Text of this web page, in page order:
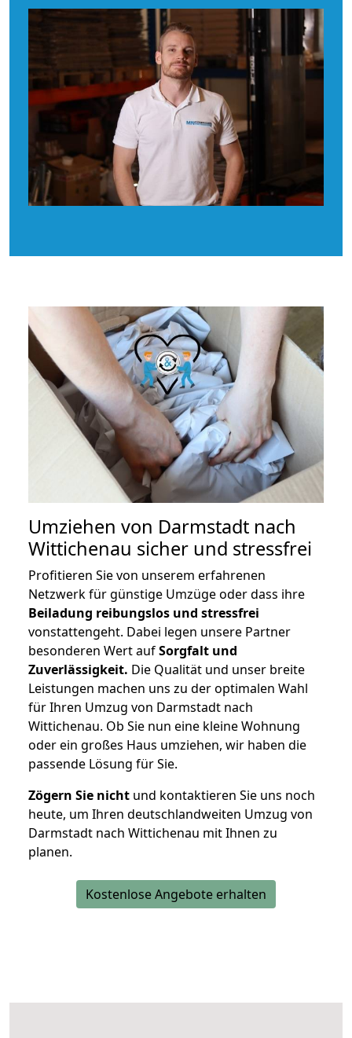
Umziehen von Darmstadt nach
Wittichenau sicher und stressfrei
Profitieren Sie von unserem erfahrenen
Netzwerk für günstige Umzüge oder dass ihre
Beiladung reibungslos und stressfrei
vonstattengeht. Dabei legen unsere Partner
besonderen Wert aufSorgfalt und
Zuverlässigkeit. Die Qualität und unser breite
Leistungen machen uns zu der optimalen Wahl
für Ihren Umzug von Darmstadt nach
Wittichenau. Ob Sie nun eine kleine Wohnung
oder ein großes Haus umziehen, wir haben die
passende Lösung für Sie.
Zögern Sie nicht und kontaktieren Sie uns noch
heute, um Ihren deutschlandweiten Umzug von
Darmstadt nach Wittichenau mit Ihnen zu
planen.
Kostenlose Angebote erhalten